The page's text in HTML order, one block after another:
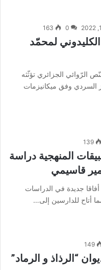
0
163
الكليدوني لمحمّد
الرّوائي الجزائري تؤثّثه
السردي وفق ميكانيزمات
139
المنهجية دراسة
قاسيمي
جديدة في الدراسات
أتاح للدارسين إلى…
149
“الرذاذ و الرماد”